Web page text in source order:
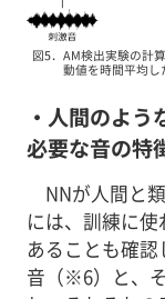
図5．AM検出実験の計
動値を時間平均し
・人間のよ
必要な音の特
NNが人間と
には、訓練に
あることも確
音（※6）と、